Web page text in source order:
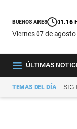
BUENOS AIRES 01:16
viernes 07 de
ÚLTIMAS
TEMAS DEL DÍA